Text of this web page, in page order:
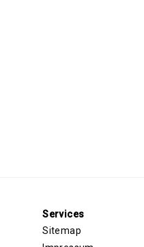
Services
Sitemap